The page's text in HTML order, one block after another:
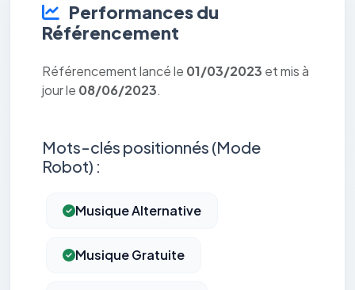
Performances du
Référencement
Référencement lancé le 01/03/2023 et mis à
jour le 08/06/2023.
Mots-clés positionnés (Mode
Robot) :
Musique Alternative
Musique Gratuite